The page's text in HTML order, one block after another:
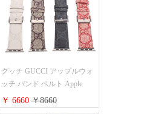
グッチ GUCCI アップルウォ
ッチ バンド ベルト Apple
Watch ベルト交換 レザーベル
ト レザーバンド ウォッチバ
￥ 6660￥8660